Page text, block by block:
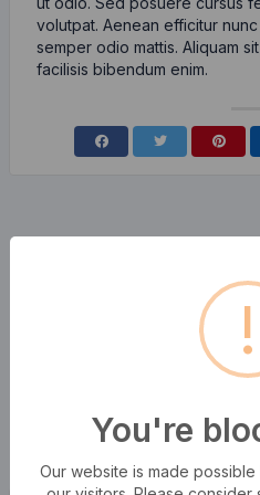
volutpat. Aenean efficitur
semper odio mattis. Aliquam
facilisis bibendum enim.
!
You're
Our website is made